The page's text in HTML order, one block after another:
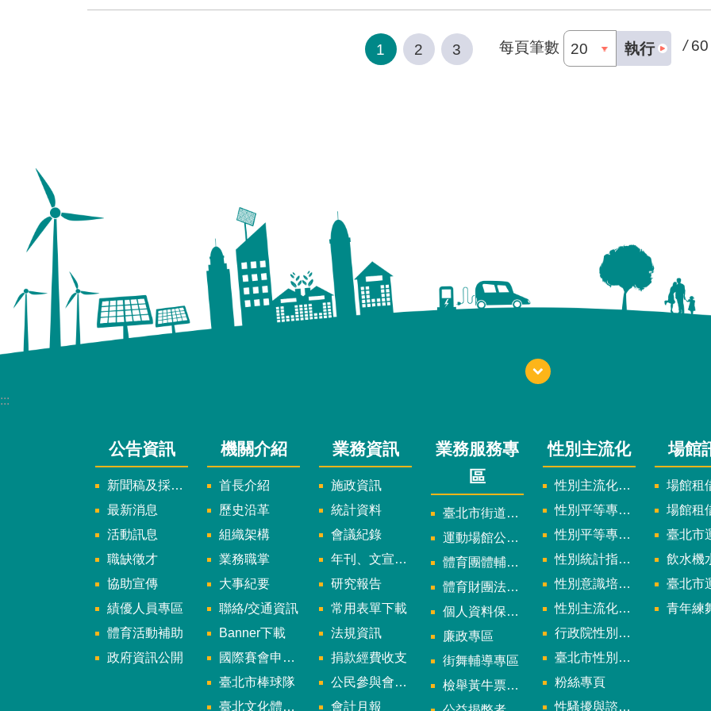
1 2 3 每頁筆數 執行 / 60
:::
公告資訊
新聞稿及採訪通知
最新消息
活動訊息
職缺徵才
協助宣傳
績優人員專區
體育活動補助
政府資訊公開
機關介紹
首長介紹
歷史沿革
組織架構
業務職掌
大事紀要
聯絡/交通資訊
Banner下載
國際賽會申辦暨籌辦小組
臺北市棒球隊
臺北文化體育園區
業務資訊
施政資訊
統計資料
會議紀錄
年刊、文宣及出版品
研究報告
常用表單下載
法規資訊
捐款經費收支
公民參與會議資訊
會計月報
業務服務專
區
臺北市街道遊戲申請專區
運動場館公司設立輔導專區
體育團體輔導訪視
體育財團法人/公益信託專區
個人資料保護專區
廉政專區
街舞輔導專區
檢舉黃牛票專區
性別主流化
性別主流化實施計畫暨細部計畫
性別平等專案小組委員名單
性別平等專案小組會議紀錄
性別統計指標及項目
性別意識培力、統計分析案、影響評估案
性別主流化年度成果報告
行政院性別平等會
臺北市性別平等辦公室
粉絲專頁
性騷擾與諮詢專區
場館
場館租
場館租
臺北市運
飲水機水質
臺北市運動中心
青年練舞據